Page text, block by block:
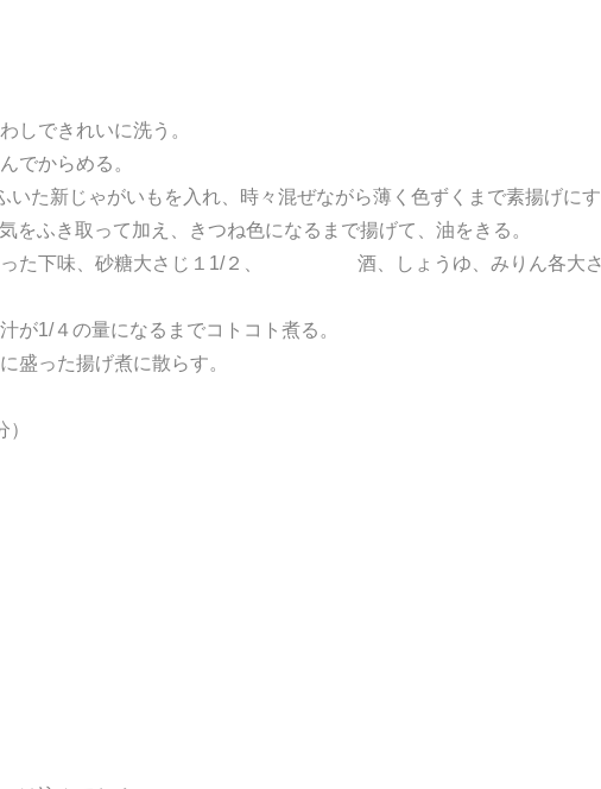
できれいに洗う。
でからめる。
た新じゃがいもを入れ、時々混ぜながら薄く色ずくまで素揚げに
ふき取って加え、きつね色になるまで揚げて、油をきる。
た下味、砂糖大さじ１1/２、 酒、しょうゆ、みりん各大さじ
1/４の量になるまでコトコト煮る。
器に盛った揚げ煮に散らす。